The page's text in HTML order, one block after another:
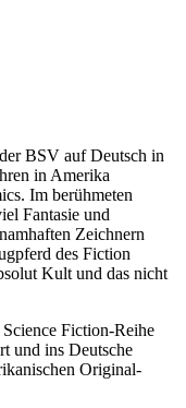
BSV auf Deutsch in
in Amerika
Im berühmeten
Fantasie und
Zeichnern
des Fiction
Kult und das nicht
Fiction-Reihe
und ins Deutsche
Original-